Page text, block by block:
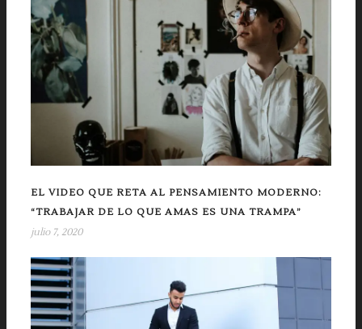
EL VIDEO QUE RETA AL PENSAMIENTO MODERNO:
“TRABAJAR DE LO QUE AMAS ES UNA TRAMPA”
julio 7, 2020